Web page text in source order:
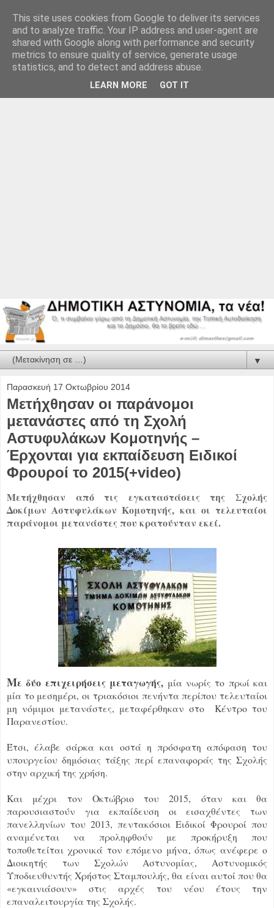
▼
Παρασκευή 17 Οκτωβρίου 2014
Μετήχθησαν οι παράνομοι
μετανάστες από τη Σχολή
Αστυφυλάκων Κομοτηνής –
Έρχονται για εκπαίδευση Ειδικοί
Φρουροί το 2015(+video)
Μετήχθησαν από τις εγκαταστάσεις της Σχολής
Δοκίμων Αστυφυλάκων Κομοτηνής, και οι τελευταίοι
παράνομοι μετανάστες που κρατούνταν εκεί.
Με δύο επιχειρήσεις μεταγωγής, μία νωρίς το πρωί και
μία το μεσημέρι, οι τριακόσιοι πενήντα περίπου τελευταίοι
μη νόμιμοι μετανάστες, μεταφέρθηκαν στο Κέντρο του
Παρανεστίου.
Έτσι, έλαβε σάρκα και οστά η πρόσφατη απόφαση του
υπουργείου δημόσιας τάξης περί επαναφοράς της Σχολής
στην αρχική της χρήση.
Και μέχρι τον Οκτώβριο του 2015, όταν και θα
παρουσιαστούν για εκπαίδευση οι εισαχθέντες των
πανελληνίων του 2013, πεντακόσιοι Ειδικοί Φρουροί που
αναμένεται να προληφθούν με προκήρυξη που
τοποθετείται χρονικά τον επόμενο μήνα, όπως ανέφερε ο
Διοικητής των Σχολών Αστυνομίας, Αστυνομικός
Υποδιευθυντής Χρήστος Σταμπουλής, θα είναι αυτοί που θα
«εγκαινιάσουν» στις αρχές του νέου έτους την
επαναλειτουργία της Σχολής.
This site uses cookies from Google to deliver its services
and to analyze traffic. Your IP address and user-agent are
shared with Google along with performance and security
metrics to ensure quality of service, generate usage
statistics, and to detect and address abuse.
LEARN MORE GOT IT